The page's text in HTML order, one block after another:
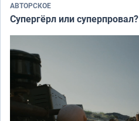
АВТОРСКОЕ
Супергёрл или суперпровал?